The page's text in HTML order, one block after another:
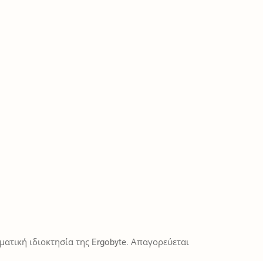
ιδιοκτησία της Ergobyte. Απαγορεύεται